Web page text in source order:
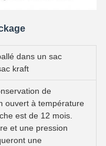
dans un sac
kraft
de
ouvert à température
est de 12 mois.
et une pression
une